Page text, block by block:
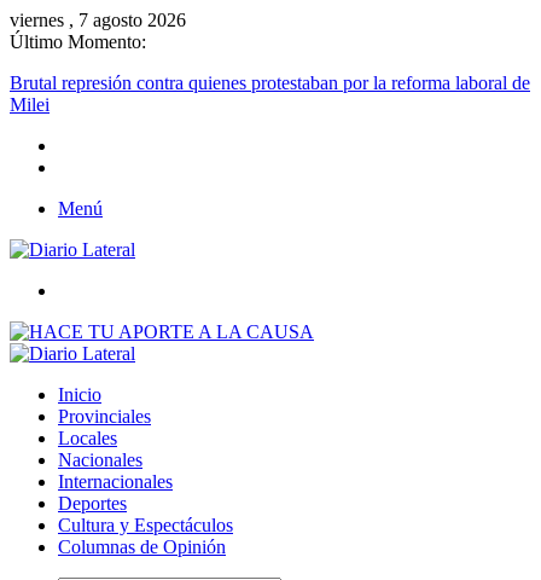
viernes , 7 agosto 2026
Último Momento:
Inicio
Provinciales
Nacionales
Internacionales
Deportes
Cultura y Espectáculos
Columnas de Opinión